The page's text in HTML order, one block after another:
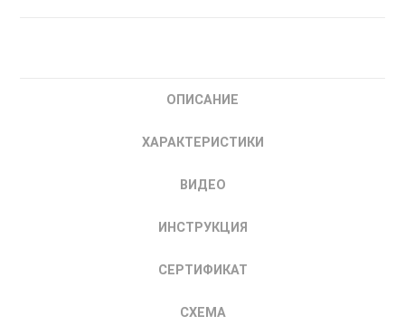
ОПИСАНИЕ
ХАРАКТЕРИСТИКИ
ВИДЕО
ИНСТРУКЦИЯ
СЕРТИФИКАТ
СХЕМА